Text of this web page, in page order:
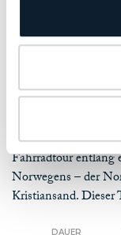
Begib dich auf eine
Fahrradtour entlang
Norwegens – der
Kristiansand.
DAUER